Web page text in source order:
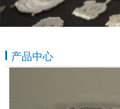
产品中心